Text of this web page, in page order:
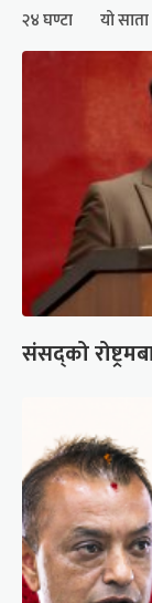
२४ घण्टा यो साता
संसद्को